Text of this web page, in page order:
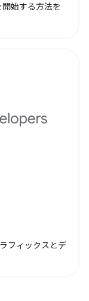
始する方法を
フィックスとデ